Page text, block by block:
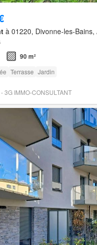
à 01220, Divonne-les-Bains,
90 m²
Terrasse Jardin
3G IMMO-CONSULTANT